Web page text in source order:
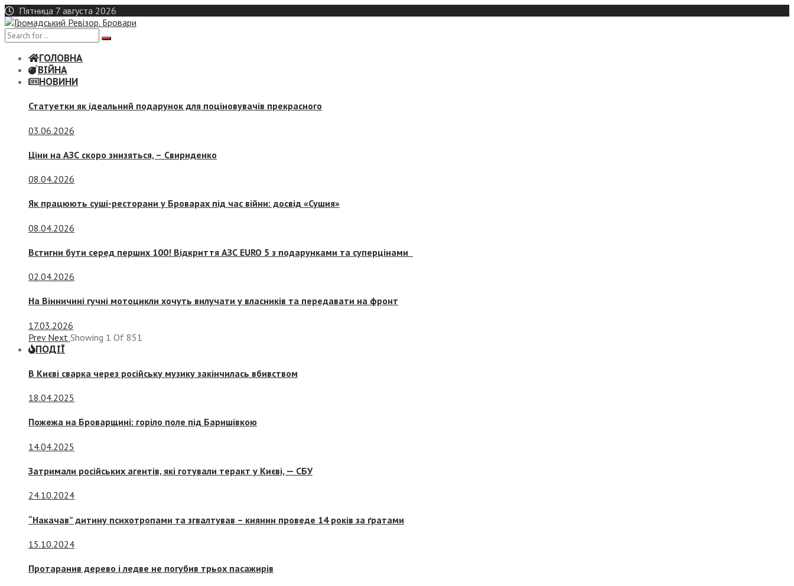
Skip
to
content
Пятница 7 августа 2026
ГОЛОВНА
ВІЙНА
НОВИНИ
Статуетки як ідеальний подарунок для поціновувачів прекрасного
03.06.2026
Ціни на АЗС скоро знизяться, – Свириденко
08.04.2026
Як працюють суші-ресторани у Броварах під час війни: досвід «Сушия»
08.04.2026
Встигни бути серед перших 100! Відкриття АЗС EURO 5 з подарунками та суперцінами
02.04.2026
На Вінничині гучні мотоцикли хочуть вилучати у власників та передавати на фронт
17.03.2026
Prev Next Showing 1 Of 851
ПОДІЇ
В Києві сварка через російську музику закінчилась вбивством
18.04.2025
Пожежа на Броварщині: горіло поле під Баришівкою
14.04.2025
Затримали російських агентів, які готували теракт у Києві, — СБУ
24.10.2024
“Накачав” дитину психотропами та згвалтував – киянин проведе 14 років за ґратами
15.10.2024
Протаранив дерево і ледве не погубив трьох пасажирів